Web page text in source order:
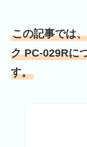
この記事では
ク PC-029Rに
す。